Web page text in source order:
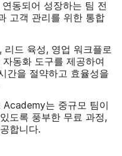
동되어 성장하는 팀 전
고객 관리를 위한 통합
리드 육성, 영업 워크플로
동화 도구를 제공하여
간을 절약하고 효율성을
는 중규모 팀이
도록 풍부한 무료 과정,
합니다.